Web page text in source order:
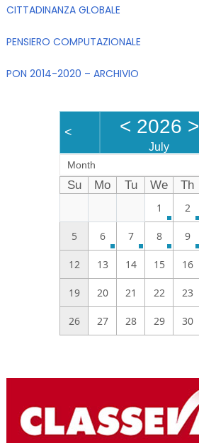
CITTADINANZA GLOBALE
PENSIERO COMPUTAZIONALE
PON 2014-2020 – ARCHIVIO
< < 2026 >
July
Month
Su Mo Tu We Th
1
2
5 6 7 8 9
12 13 14 15 16
19 20 21 22 23
26 27 28 29 30